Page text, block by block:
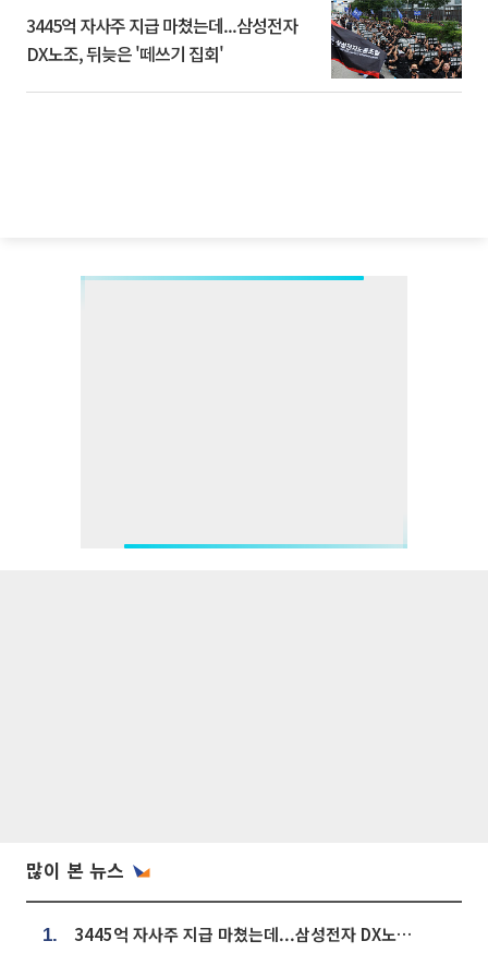
3445억 자사주 지급 마쳤는데...삼성전자
DX노조, 뒤늦은 '떼쓰기 집회'
많이 본 뉴스
1. 3445억 자사주 지급 마쳤는데...삼성전자 DX노조, 뒤늦은 '떼쓰기 집회'